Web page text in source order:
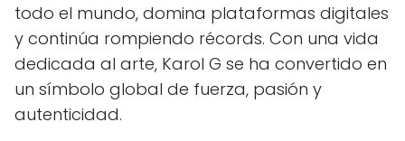
todo el mundo, domina plataformas digitales
y continúa rompiendo récords. Con una vida
dedicada al arte, Karol G se ha convertido en
un símbolo global de fuerza, pasión y
autenticidad.